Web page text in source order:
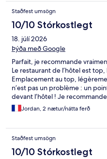
Staðfest umsögn
10/10 Stórkostlegt
18. júlí 2026
Þýða með Google
Parfait, je recommande
Le restaurant de l’hôtel est
Emplacement au top,
n’est pas un problème : un
devant l’hôtel ! Je
au calme tout en étant
Jordan, 2 nætur/nátta ferð
Staðfest umsögn
10/10 Stórkostlegt